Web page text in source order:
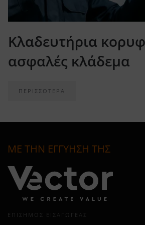
Κλαδευτήρια
ασφαλές κλάδεμα
ΠΕΡΙΣΣΟΤΕΡΑ
ΜΕ ΤΗΝ ΕΓΓΥΗΣΗ ΤΗΣ
ΕΠΊΣΗΜΟΣ ΕΙΣΑΓΩΓΈΑΣ